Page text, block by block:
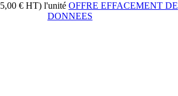
€ HT) l'unité OFFRE EFFACEMENT DE
DONNEES